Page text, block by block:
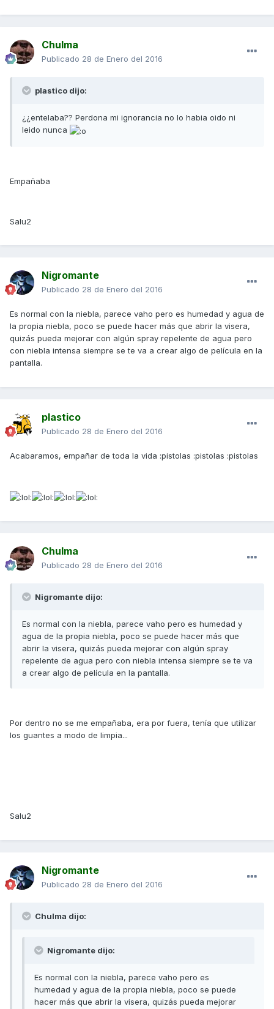
Chulma
Publicado 28 de Enero del 2016
plastico dijo:
¿¿entelaba?? Perdona mi ignorancia no lo habia oido ni
leido nunca
Empañaba
Salu2
Nigromante
Publicado 28 de Enero del 2016
Es normal con la niebla, parece vaho pero es humedad y agua de
la propia niebla, poco se puede hacer más que abrir la visera,
quizás pueda mejorar con algún spray repelente de agua pero
con niebla intensa siempre se te va a crear algo de película en la
pantalla.
plastico
Publicado 28 de Enero del 2016
Acabaramos, empañar de toda la vida :pistolas :pistolas :pistolas
Chulma
Publicado 28 de Enero del 2016
Nigromante dijo:
Es normal con la niebla, parece vaho pero es humedad y
agua de la propia niebla, poco se puede hacer más que
abrir la visera, quizás pueda mejorar con algún spray
repelente de agua pero con niebla intensa siempre se te va
a crear algo de película en la pantalla.
Por dentro no se me empañaba, era por fuera, tenía que utilizar
los guantes a modo de limpia...
Salu2
Nigromante
Publicado 28 de Enero del 2016
Chulma dijo:
Nigromante dijo:
Es normal con la niebla, parece vaho pero es
humedad y agua de la propia niebla, poco se puede
hacer más que abrir la visera, quizás pueda mejorar